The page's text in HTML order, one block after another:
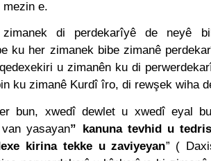
Ago
YANLIŞ YOL VE
Ago
Genel Başkanı Düzgün Kaplan’ın
Türkiye (KDP-T), Kürdistan Sosyalist
çalıştayda yaptığı konuşma:
Ago
PAR KADIN HEYETİ HEWLER’DE
Ago
e.
di perdekarîyê de neyê
ku her zimanek bibe zimanê
u zimanên ku di
ku zimanê Kurdî îro, di rewşek wiha
bun, xwedî dewlet u xwedî eyal
yasayan” kanuna tevhid u
kirina tekke u zaviyeyan” (